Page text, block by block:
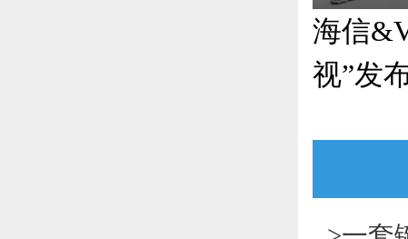
海信
视”发